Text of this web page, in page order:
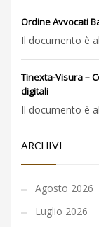
Ordine Avvocati
Il documento è
Tinexta-Visura –
digitali
Il documento è
ARCHIVI
Agosto 2026
Luglio 2026